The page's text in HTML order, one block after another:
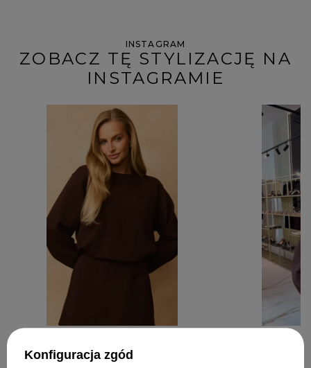
INSTAGRAM
ZOBACZ TĘ STYLIZACJĘ NA
INSTAGRAMIE
Konfiguracja zgód